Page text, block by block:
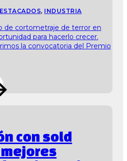
, INDUSTRIA
de cortometraje de terror en
para hacerlo crecer.
la convocatoria del Premio
con sold